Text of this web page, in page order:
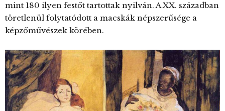
mint 180 ilyen festőt tartottak nyilván. A XX. században
töretlenül folytatódott a macskák népszerűsége a
képzőművészek körében.